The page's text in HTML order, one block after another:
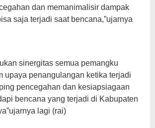
dan memanimalisir dampak
saja terjadi saat bencana,”ujarnya
sinergitas semua pemangku
upaya penangulangan ketika terjadi
pencegahan dan kesiapsiagaan
bencana yang terjadi di Kabupaten
lagi (rai)